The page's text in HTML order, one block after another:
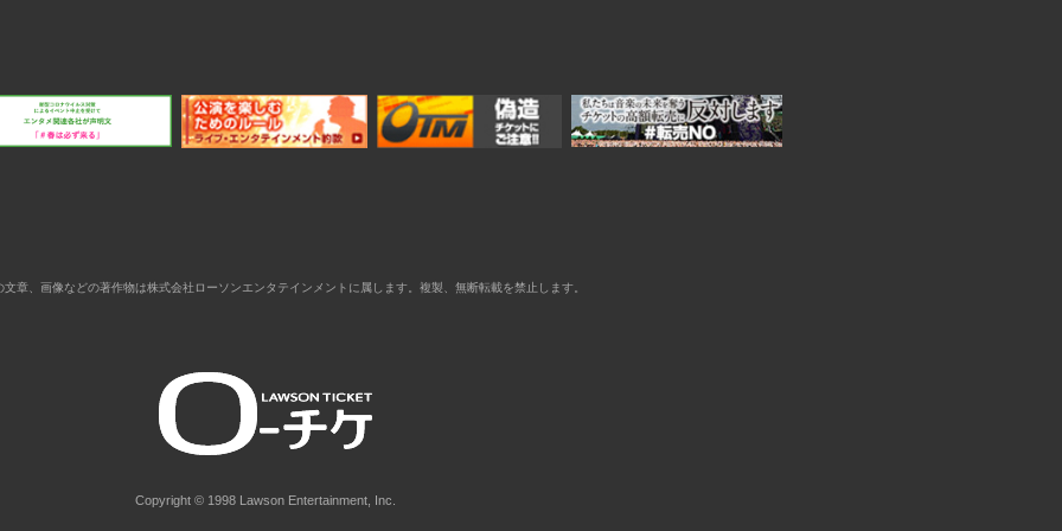
文章、画像などの著作物は株式会社ローソンエンタテインメントに属します。複製、無断転載を禁止します。
Copyright © 1998 Lawson Entertainment, Inc.